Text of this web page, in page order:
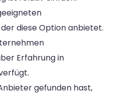
diese Option anbietet.
Erfahrung in
gefunden hast,